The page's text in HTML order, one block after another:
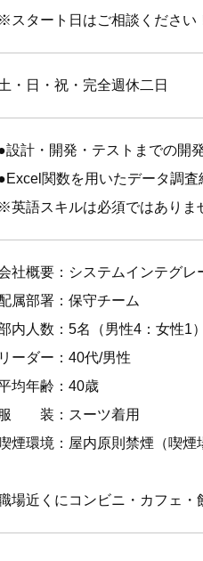
※スタート日はご相談ください
・日・祝・完全週休二日
設計・開発・テストまでの開
関数を用いたデータ調査
※英語スキルは必須ではありま
社概要：システムインテグレ
属部署：保守チーム
内人数：5名（男性4：女性1）
リーダー：40代/男性
均年齢：40歳
服 装：スーツ着用
煙環境：屋内原則禁煙（喫煙
場近くにコンビニ・カフェ・